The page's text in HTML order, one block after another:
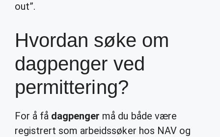
out”.
Hvordan søke om
dagpenger ved
permittering?
For å få dagpenger må du både være
registrert som arbeidssøker hos NAV og